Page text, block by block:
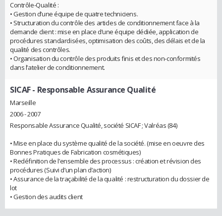
Contrôle-Qualité :
• Gestion d’une équipe de quatre techniciens.
• Structuration du contrôle des articles de conditionnement face à la
demande client : mise en place d’une équipe dédiée, application de
procédures standardisées, optimisation des coûts, des délais et de la
qualité des contrôles.
• Organisation du contrôle des produits finis et des non-conformités
dans l’atelier de conditionnement.
SICAF- Responsable Assurance Qualité
Marseille
2006 - 2007
Responsable Assurance Qualité, société SICAF ; Valréas (84)
• Mise en place du système qualité de la société. (mise en oeuvre des
Bonnes Pratiques de Fabrication cosmétiques)
• Redéfinition de l’ensemble des processus : création et révision des
procédures (Suivi d’un plan d’action)
• Assurance de la traçabilité de la qualité : restructuration du dossier de
lot
• Gestion des audits client